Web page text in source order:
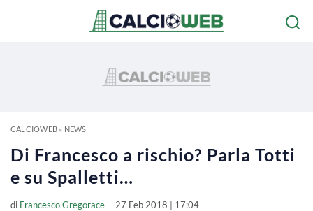
CALCIOWEB» NEWS
Di Francesco a rischio? Parla Totti
e su Spalletti…
di Francesco Gregorace 27 Feb 2018 | 17:04